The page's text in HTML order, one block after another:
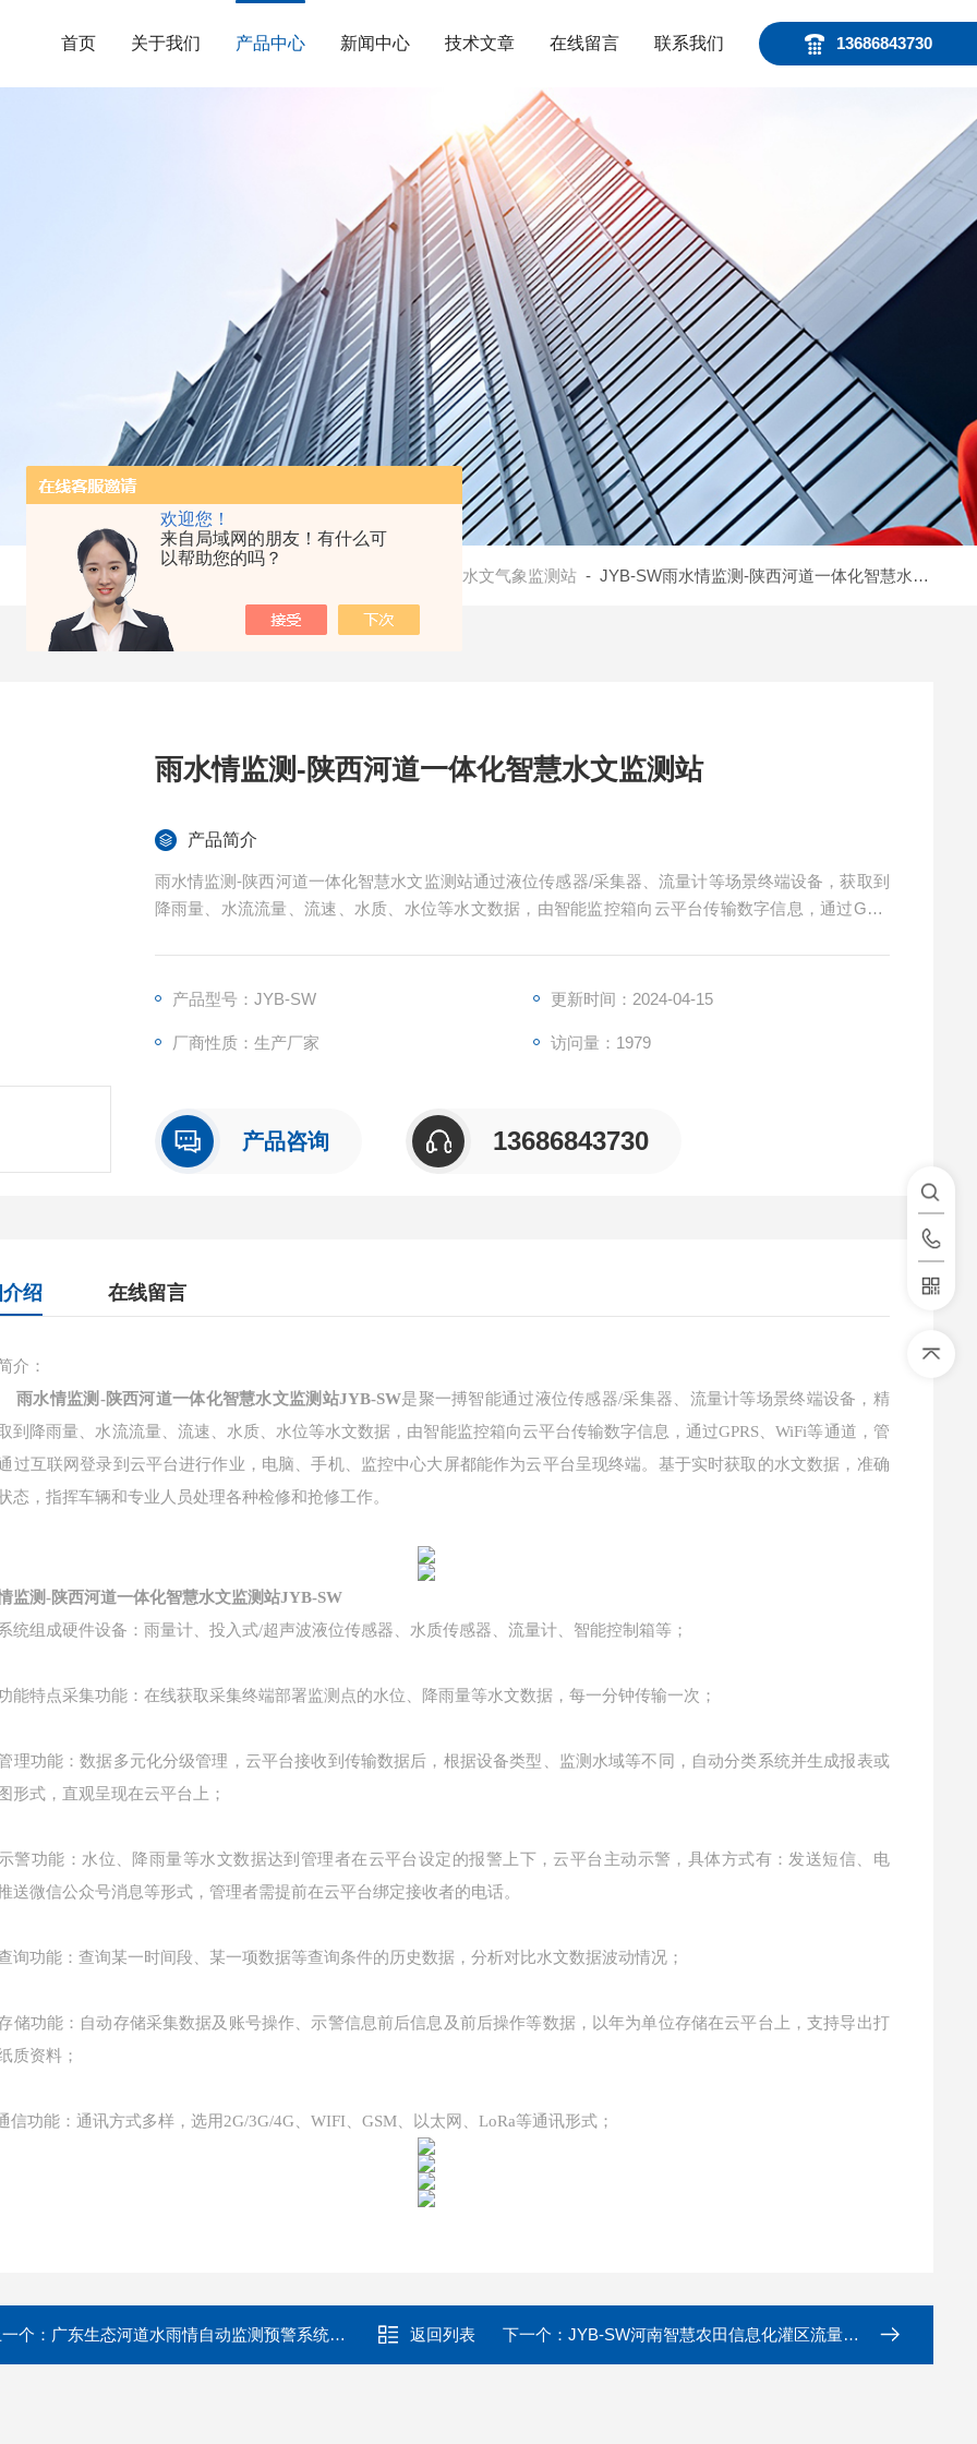
欢迎您！
来自局域网的朋友！有什么可
以帮助您的吗？
13686843730
首页 关于我们 产品中心 新闻中心 技术文章 在线留言 联系我们
当前位置： 水文气象监测站- JYB-SW雨水情监测-陕西河道一体化智慧水文监测站
雨水情监测-陕西河道一体化智慧水文监测站
产品简介
雨水情监测-陕西河道一体化智慧水文监测站通过液位传感器/采集器、流量计等场景终端设备，获取到
降雨量、水流流量、流速、水质、水位等水文数据，由智能监控箱向云平台传输数字信息，通过GPR
产品型号：JYB-SW
更新时间：2024-04-15
厂商性质：生产厂家 访问量：1979
产品咨询 13686843730
绍 在线留言
介：
雨水情监测-陕西河道一体化智慧水文监测站JYB-SW是聚一搏智能通过液位传感器/采集器、流量计等场景终端设备，精
到降雨量、水流流量、流速、水质、水位等水文数据，由智能监控箱向云平台传输数字信息，通过GPRS、WiFi等通道，管
过互联网登录到云平台进行作业，电脑、手机、监控中心大屏都能作为云平台呈现终端。基于实时获取的水文数据，准确
态，指挥车辆和专业人员处理各种检修和抢修工作。
监测-陕西河道一体化智慧水文监测站JYB-SW
成硬件设备：雨量计、投入式/超声波液位传感器、水质传感器、流量计、智能控制箱等；
点采集功能：在线获取采集终端部署监测点的水位、降雨量等水文数据，每一分钟传输一次；
能：数据多元化分级管理，云平台接收到传输数据后，根据设备类型、监测水域等不同，自动分类系统并生成报表或
形式，直观呈现在云平台上；
能：水位、降雨量等水文数据达到管理者在云平台设定的报警上下，云平台主动示警，具体方式有：发送短信、电
送微信公众号消息等形式，管理者需提前在云平台绑定接收者的电话。
能：查询某一时间段、某一项数据等查询条件的历史数据，分析对比水文数据波动情况；
能：自动存储采集数据及账号操作、示警信息前后信息及前后操作等数据，以年为单位存储在云平台上，支持导出打
质资料；
信功能：通讯方式多样，选用 2G/3G/4G、WIFI、GSM、以太网、LoRa等通讯形式；
个： 广东生态河道水雨情自动监测预警系统JYB-SW 返回列表 下一个： JYB-SW河南智慧农田信息化灌区流量水位监测系统